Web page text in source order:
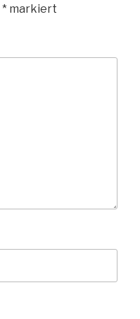
* markiert